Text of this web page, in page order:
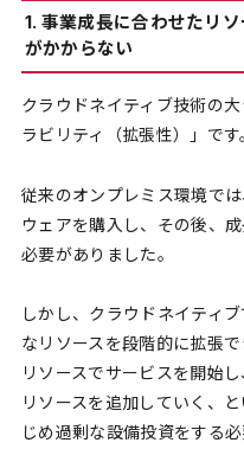
1. 事業成長に合わせたリ
がかからない
クラウドネイティブ技術の
ラビリティ（拡張性）」です
従来のオンプレミス環境で
ウェアを購入し、その後、
必要がありました。
しかし、クラウドネイティ
なリソースを段階的に拡張
リソースでサービスを開始
リソースを追加していく、
じめ過剰な設備投資をする